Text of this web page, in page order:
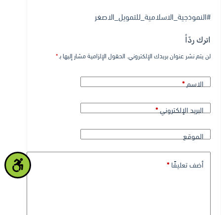
#النموذجية_الاسلامية_للتمويل_الاصغر
اترك ردّاً
لن يتم نشر عنوان بريدك الإلكتروني. الحقول الإلزامية مشار إليها بـ*
الاسم*
البريد الإلكتروني*
الموقع
أضف تعليقًا*
A
t
e
r
n
a
t